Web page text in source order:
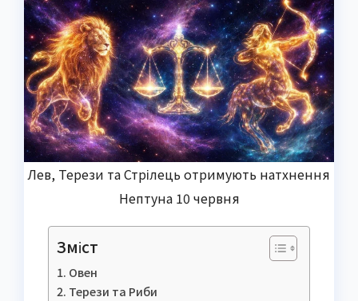
Лев, Терези та Стрілець отримують натхнення
Нептуна 10 червня
Зміст
Овен
Терези та Риби